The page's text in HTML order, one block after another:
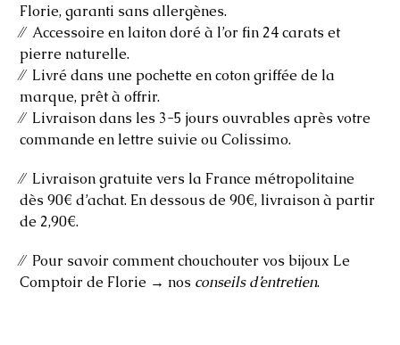
Florie, garanti sans allergènes.
⁄⁄ Accessoire en laiton doré à l’or fin 24 carats et
pierre naturelle.
⁄⁄ Livré dans une pochette en coton griffée de la
marque, prêt à offrir.
⁄⁄ Livraison dans les 3-5 jours ouvrables après votre
commande en lettre suivie ou Colissimo.
⁄⁄ Livraison gratuite vers la France métropolitaine
dès 90€ d’achat. En dessous de 90€, livraison à partir
de 2,90€.
⁄⁄ Pour savoir comment chouchouter vos bijoux Le
Comptoir de Florie → nos conseils d’entretien.